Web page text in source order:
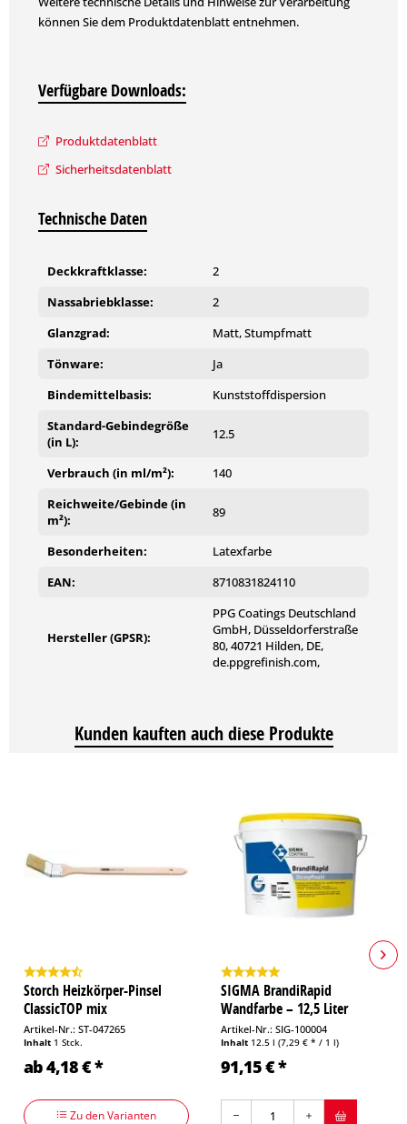
können Sie dem Produktdatenblatt entnehmen.
Verfügbare Downloads:
Produktdatenblatt
Sicherheitsdatenblatt
Technische Daten
Deckkraftklasse:
2
Nassabriebklasse:
2
Glanzgrad:
Matt, Stumpfmatt
Tönware:
Ja
Bindemittelbasis:
Kunststoffdispersion
Standard-Gebindegröße
(in L):
12.5
Verbrauch (in ml/m²):
140
Reichweite/Gebinde (in
m²):
89
Besonderheiten:
Latexfarbe
EAN:
8710831824110
Hersteller (GPSR):
PPG Coatings Deutschland
GmbH, Düsseldorferstraße
80, 40721 Hilden, DE,
de.ppgrefinish.com,
Kunden kauften auch diese Produkte
Storch Heizkörper-Pinsel
ClassicTOP mix
Artikel-Nr.: ST-047265
Inhalt 1 Stck.
ab 4,18 € *
Zu den Varianten
SIGMA BrandiRapid
Wandfarbe – 12,5 Liter
Artikel-Nr.: SIG-100004
Inhalt 12.5 l (7,29 € * / 1 l)
91,15 € *